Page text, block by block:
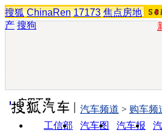
搜狐 ChinaRen 17173 焦点房地
产 搜狗
实用工具
工信部
汽车图
汽车报
汽车频道 > 购车频